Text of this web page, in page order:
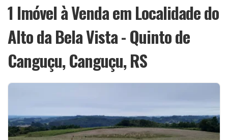
1 Imóvel à Venda em Localidade do
Alto da Bela Vista - Quinto de
Canguçu, Canguçu, RS